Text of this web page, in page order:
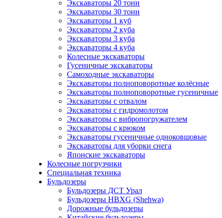
Экскаваторы 20 тонн
Экскаваторы 30 тонн
Экскаваторы 1 куб
Экскаваторы 2 куба
Экскаваторы 3 куба
Экскаваторы 4 куба
Колесные экскаваторы
Гусеничные экскаваторы
Самоходные экскаваторы
Экскаваторы полноповоротные колёсные
Экскаваторы полноповоротные гусеничные
Экскаваторы с отвалом
Экскаваторы с гидромолотом
Экскаваторы с вибропогружателем
Экскаваторы с крюком
Экскаваторы гусеничные одноковшовые
Экскаваторы для уборки снега
Японские экскаваторы
Колесные погрузчики
Специальная техника
Бульдозеры
Бульдозеры ДСТ Урал
Бульдозеры HBXG (Shehwa)
Дорожные бульдозеры